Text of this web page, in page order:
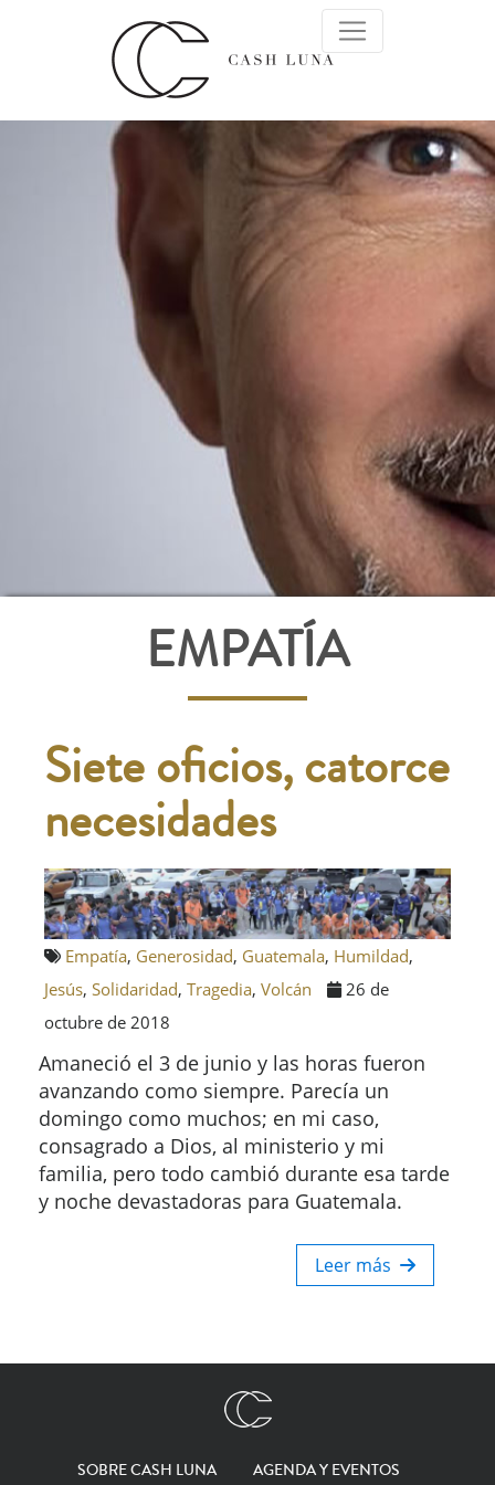
EMPATÍA
Siete oficios, catorce
necesidades
Empatía, Generosidad, Guatemala, Humildad,
Jesús, Solidaridad, Tragedia, Volcán
26 de
octubre de 2018
Amaneció el 3 de junio y las horas fueron
avanzando como siempre. Parecía un
domingo como muchos; en mi caso,
consagrado a Dios, al ministerio y mi
familia, pero todo cambió durante esa tarde
y noche devastadoras para Guatemala.
Leer más
SOBRE CASH LUNA AGENDA Y EVENTOS